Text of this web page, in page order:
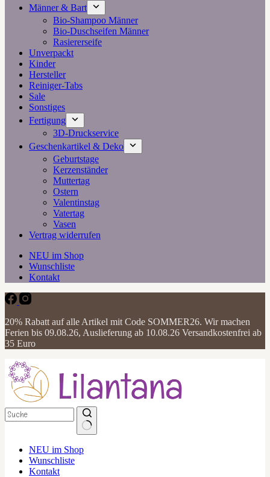
Männer & Bart
Bio-Shampoo Männer
Bio-Duschseifen Männer
Rasiererseife
Unverpackt
Kinder
Hersteller
Reiniger-Tabs
Sale
Sonstiges
Fertigung
3D-Druckservice
Geschenkartikel & Deko
Geburtstage
Kerzenständer
Muttertag
Ostern
Valentinstag
Vatertag
Vasen
Vertrag widerrufen
NEU im Shop
Wunschliste
Kontakt
20% Rabatt auf alle Artikel mit Code SOMMER26. Wir machen
Ferien bis 09.08.26, Auslieferung ab 10.08.26 Versandkostenfrei ab
35 Euro
NEU im Shop
Wunschliste
Kontakt